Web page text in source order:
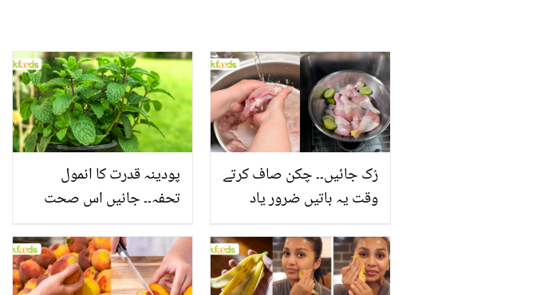
پودینہ قدرت کا انمول
تحفہ۔۔ جانیں اس صحت
انگیز طبی فوائد
رُک جائیں۔۔ چکن صاف کرتے
وقت یہ باتیں ضرور یاد